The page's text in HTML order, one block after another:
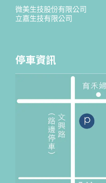
微美生技股份有限公司
立嘉生技有限公司
停車資訊